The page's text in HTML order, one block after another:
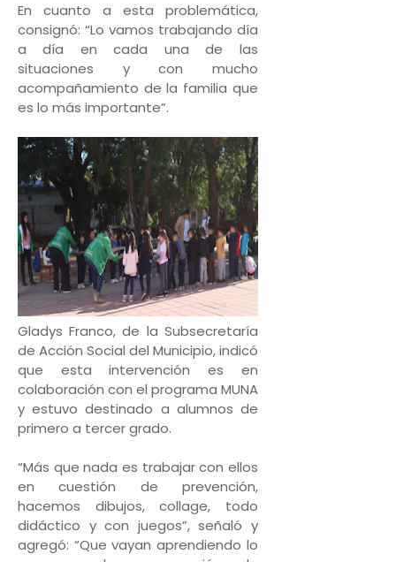
En cuanto a esta problemática,
consignó: “Lo vamos trabajando día
a día en cada una de las
situaciones y con mucho
acompañamiento de la familia que
es lo más importante”.
Gladys Franco, de la Subsecretaría
de Acción Social del Municipio, indicó
que esta intervención es en
colaboración con el programa MUNA
y estuvo destinado a alumnos de
primero a tercer grado.
“Más que nada es trabajar con ellos
en cuestión de prevención,
hacemos dibujos, collage, todo
didáctico y con juegos”, señaló y
agregó: “Que vayan aprendiendo lo